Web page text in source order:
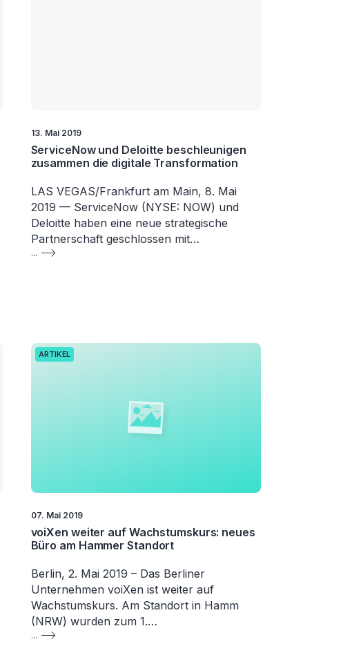
13. Mai 2019
ServiceNow und Deloitte beschleunigen
zusammen die digitale Transformation
LAS VEGAS/Frankfurt am Main, 8. Mai
2019 — ServiceNow (NYSE: NOW) und
Deloitte haben eine neue strategische
Partnerschaft geschlossen mit…
...
ARTIKEL
07. Mai 2019
voiXen weiter auf Wachstumskurs: neues
Büro am Hammer Standort
Berlin, 2. Mai 2019 – Das Berliner
Unternehmen voiXen ist weiter auf
Wachstumskurs. Am Standort in Hamm
(NRW) wurden zum 1.…
...